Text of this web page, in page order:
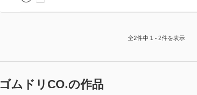
全2件中 1 - 2件を表示
ゴムドリCO.の作品